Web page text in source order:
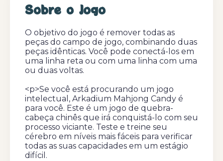
Sobre o Jogo
O objetivo do jogo é remover todas as
peças do campo de jogo, combinando duas
peças idênticas. Você pode conectá-los em
uma linha reta ou com uma linha com uma
ou duas voltas.
<p>Se você está procurando um jogo
intelectual, Arkadium Mahjong Candy é
para você. Este é um jogo de quebra-
cabeça chinês que irá conquistá-lo com seu
processo viciante. Teste e treine seu
cérebro em níveis mais fáceis para verificar
todas as suas capacidades em um estágio
difícil.